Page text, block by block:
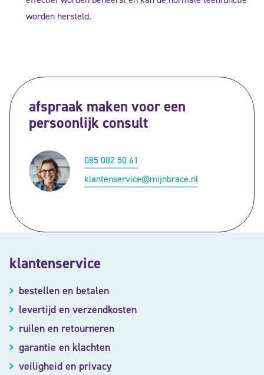
worden hersteld.
afspraak maken voor een
persoonlijk consult
085 082 50 61
klantenservice@mijnbrace.nl
klantenservice
bestellen en betalen
levertijd en verzendkosten
ruilen en retourneren
garantie en klachten
veiligheid en privacy